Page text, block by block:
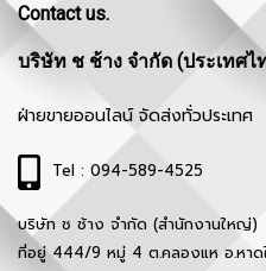
Contact us.
บริษัท ช ช้าง จำกัด (ประเทศไ
ฝ่ายขายออนไลน์ จัดส่งทั่วประเทศ
Tel : 094-589-4525
บริษัท ช ช้าง จำกัด (สำนักงานใหญ่)
ที่อยู่ 444/9 หมู่ 4 ต.คลองแห อ.หาด